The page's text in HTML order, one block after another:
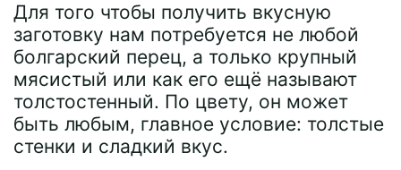
Для того чтобы получить вкусную
заготовку нам потребуется не любой
болгарский перец, а только крупный
мясистый или как его ещё называют
толстостенный. По цвету, он может
быть любым, главное условие: толстые
стенки и сладкий вкус.